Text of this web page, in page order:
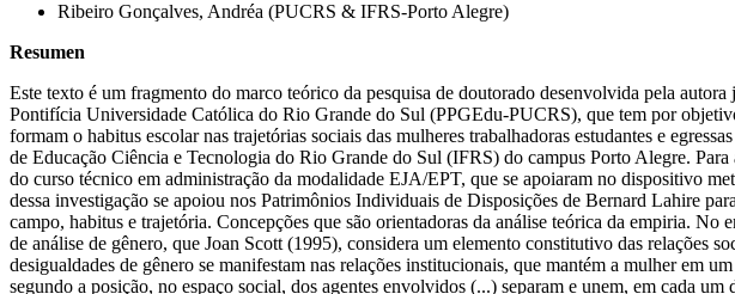
Ribeiro Gonçalves, Andréa (PUCRS & IFRS-Porto Alegre)
Resumen
Este texto é um fragmento do marco teórico da pesquisa de doutorado desenvolvida pela
Pontifícia Universidade Católica do Rio Grande do Sul (PPGEdu-PUCRS), que tem por
formam o habitus escolar nas trajetórias sociais das mulheres trabalhadoras estudantes e
de Educação Ciência e Tecnologia do Rio Grande do Sul (IFRS) do campus Porto Alegre.
do curso técnico em administração da modalidade EJA/EPT, que se apoiaram no dispositivo
dessa investigação se apoiou nos Patrimônios Individuais de Disposições de Bernard Lahire
campo, habitus e trajetória. Concepções que são orientadoras da análise teórica da empiria. No
de análise de gênero, que Joan Scott (1995), considera um elemento constitutivo das relações
desigualdades de gênero se manifestam nas relações institucionais, que mantém a mulher em
segundo a posição, no espaço social, dos agentes envolvidos (...) separam e unem, em cada